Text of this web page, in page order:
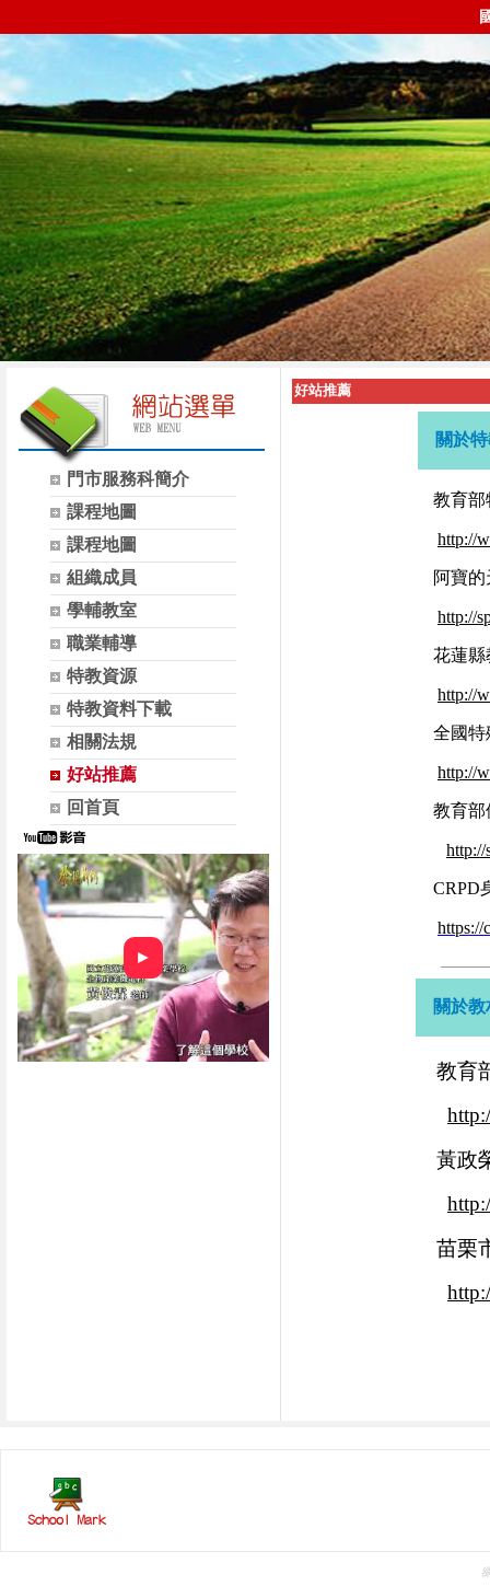
門市服務科簡介
課程地圖
課程地圖
組織成員
學輔教室
職業輔導
特教資源
特教資料下載
相關法規
好站推薦
回首頁
►
好站推薦
關於
教育部
http://
阿寶的
http://
花蓮縣
http://
全國特
http://
教育部
http://
CRPD
https://
關於教
教育
黃政
苗栗